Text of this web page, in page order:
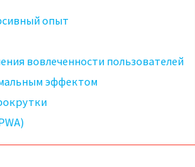
опыт
вовлеченности пользователей
эффектом